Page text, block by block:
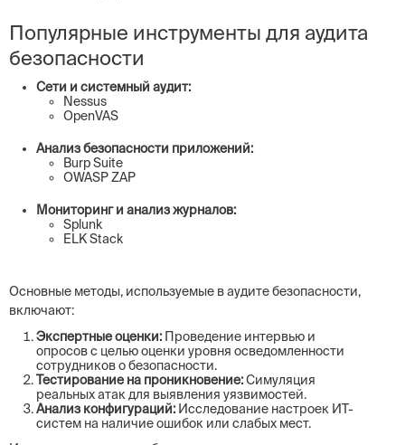
Популярные инструменты для аудита
безопасности
Сети и системный аудит:
Nessus
OpenVAS
Анализ безопасности приложений:
Burp Suite
OWASP ZAP
Мониторинг и анализ журналов:
Splunk
ELK Stack
Основные методы, используемые в аудите безопасности,
включают:
Экспертные оценки: Проведение интервью и
опросов с целью оценки уровня осведомленности
сотрудников о безопасности.
Тестирование на проникновение:Симуляция
реальных атак для выявления уязвимостей.
Анализ конфигураций: Исследование настроек ИТ-
систем на наличие ошибок или слабых мест.